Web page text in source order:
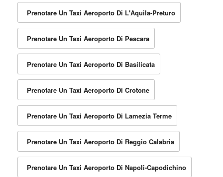
Prenotare Un Taxi Aeroporto Di L'Aquila-Preturo
Prenotare Un Taxi Aeroporto Di Pescara
Prenotare Un Taxi Aeroporto Di Basilicata
Prenotare Un Taxi Aeroporto Di Crotone
Prenotare Un Taxi Aeroporto Di Lamezia Terme
Prenotare Un Taxi Aeroporto Di Reggio Calabria
Prenotare Un Taxi Aeroporto Di Napoli-Capodichino